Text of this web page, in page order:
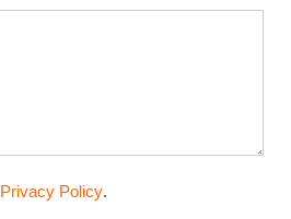
Privacy Policy.